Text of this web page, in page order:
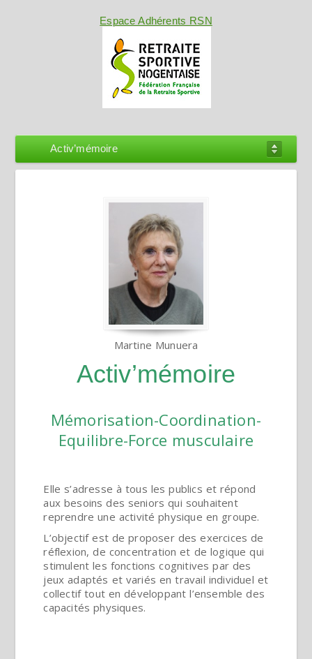
Espace Adhérents RSN
Activ’mémoire
Activ’mémoire
Mémorisation-Coordination-
Equilibre-Force musculaire
Martine Munuera
Elle s’adresse à tous les publics et répond
aux besoins des seniors qui souhaitent
reprendre une activité physique en groupe.
L’objectif est de proposer des exercices de
réflexion, de concentration et de logique qui
stimulent les fonctions cognitives par des
jeux adaptés et variés en travail individuel et
collectif tout en développant l’ensemble des
capacités physiques.